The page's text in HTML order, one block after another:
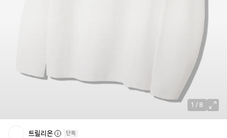
1 / 8
트릴리온 단독